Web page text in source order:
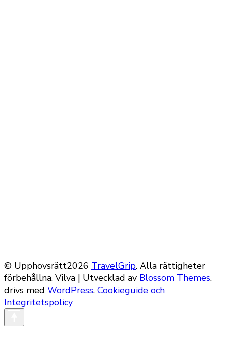
© Upphovsrätt2026 TravelGrip. Alla rättigheter
förbehållna. Vilva | Utvecklad av Blossom Themes.
drivs med WordPress. Cookieguide och
Integritetspolicy